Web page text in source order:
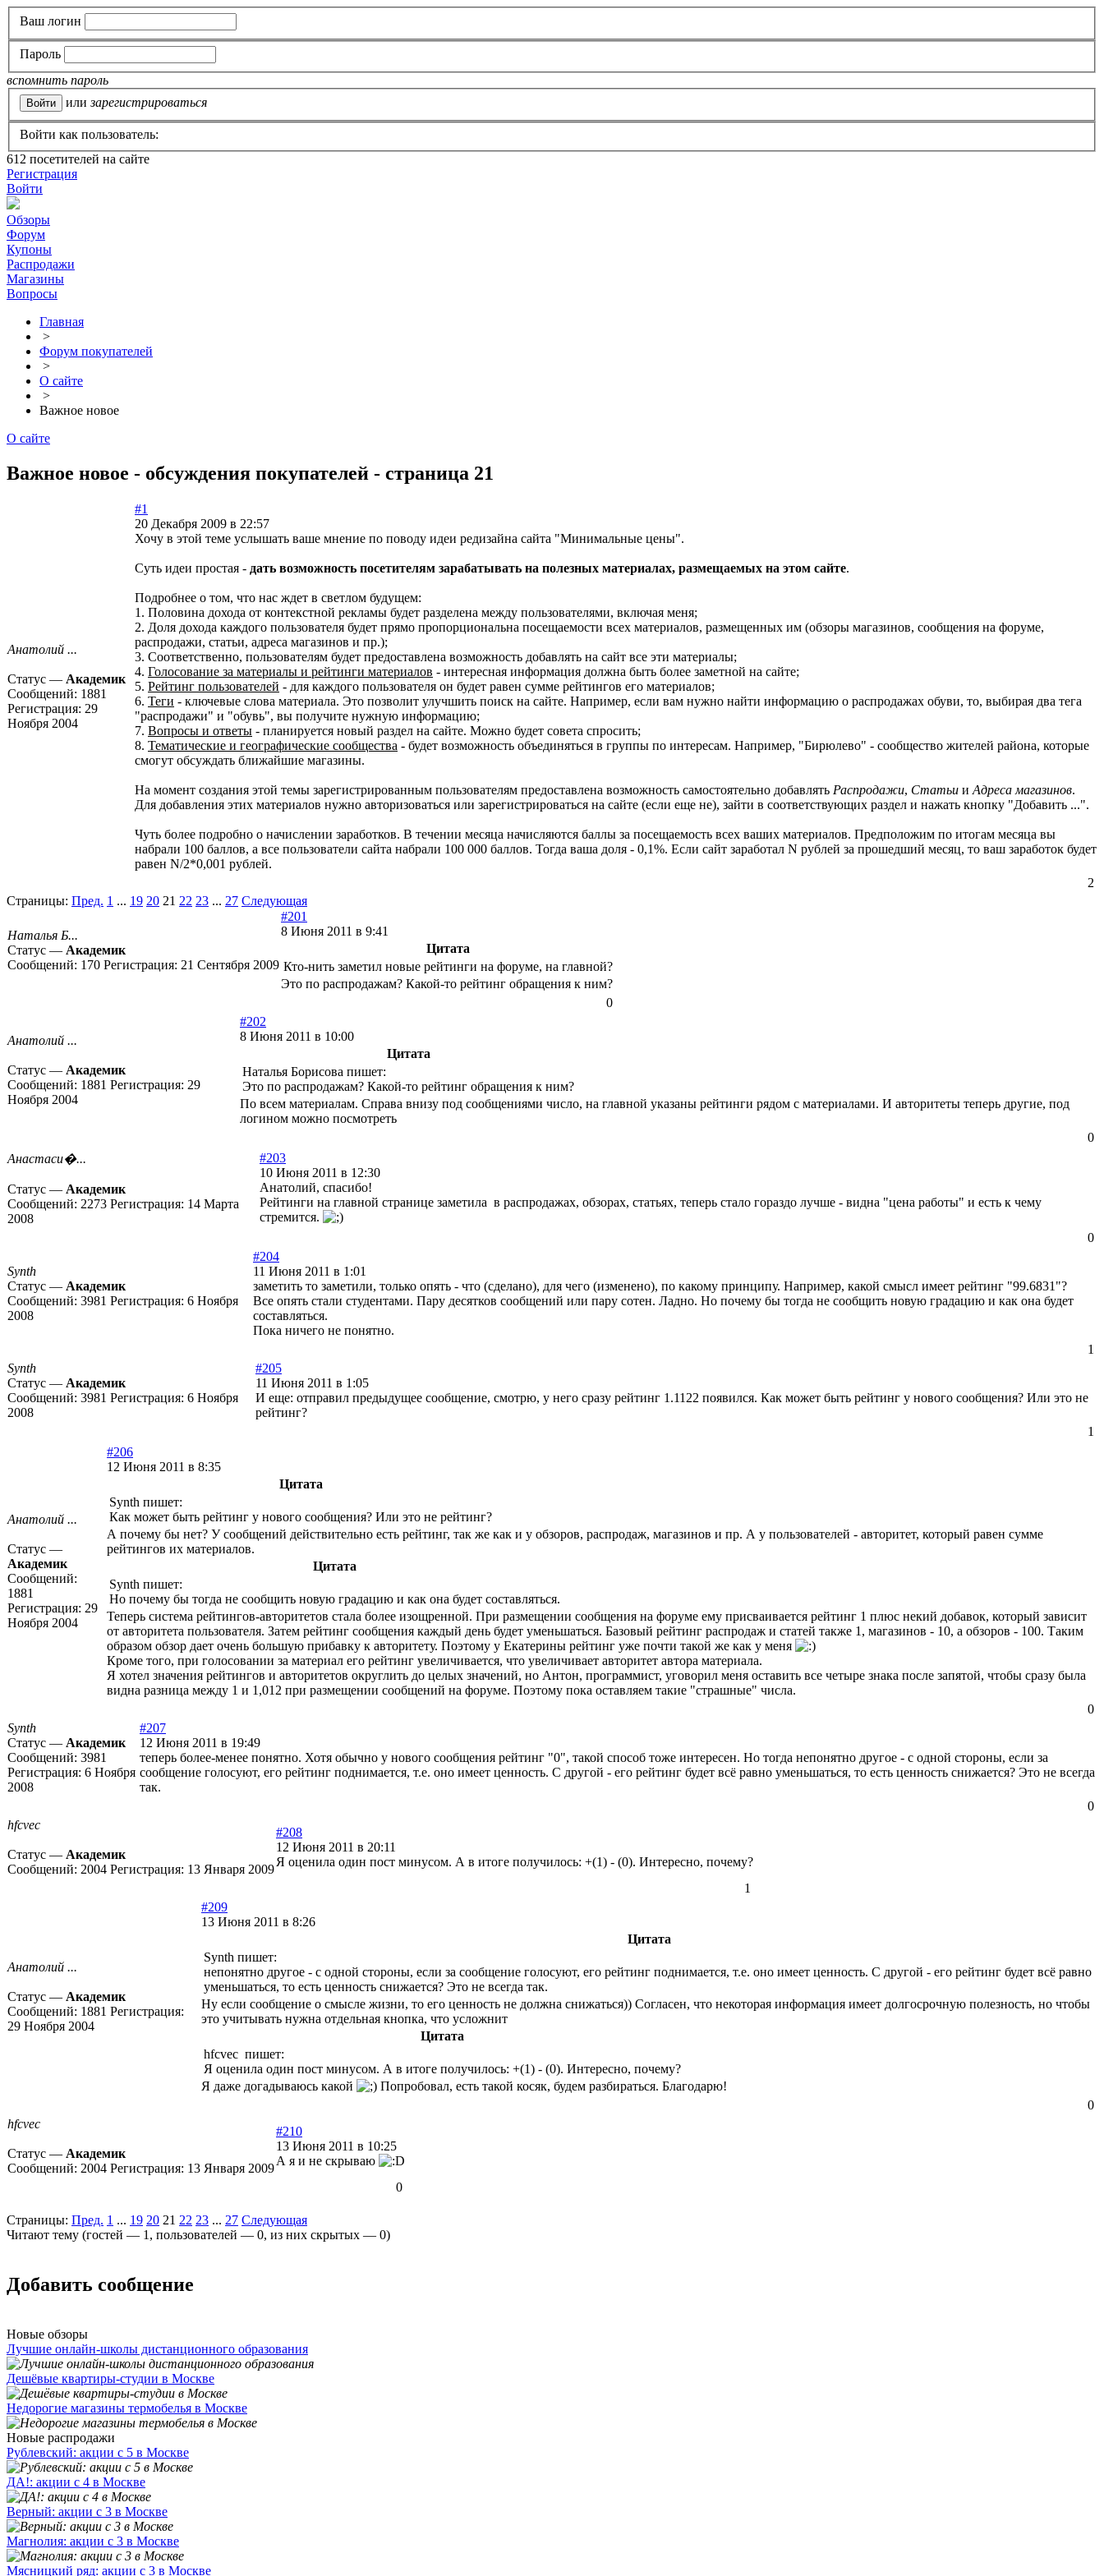
Ваш логин
Пароль
вспомнить пароль
или зарегистрироваться
Войти как пользователь:
612 посетителей на сайте
Регистрация
Войти
Обзоры
Форум
Купоны
Распродажи
Магазины
Вопросы
Главная
>
Форум покупателей
>
О сайте
>
Важное новое
О сайте
Важное новое - обсуждения покупателей - страница 21
Анатолий ...
Статус — Академик
Сообщений: 1881
Регистрация: 29
Ноября 2004
#1
20 Декабря 2009 в 22:57
Хочу в этой теме услышать ваше мнение по поводу идеи редизайна сайта "Минимальные цены".
Суть идеи простая - дать возможность посетителям зарабатывать на полезных материалах, размещаемых на этом сайте.
Подробнее о том, что нас ждет в светлом будущем:
1. Половина дохода от контекстной рекламы будет разделена между пользователями, включая меня;
2. Доля дохода каждого пользователя будет прямо пропорциональна посещаемости всех материалов, размещенных им (обзоры магазинов, сообщения на форуме,
распродажи, статьи, адреса магазинов и пр.);
3. Соответственно, пользователям будет предоставлена возможность добавлять на сайт все эти материалы;
4. Голосование за материалы и рейтинги материалов - интересная информация должна быть более заметной на сайте;
5. Рейтинг пользователей - для каждого пользователя он будет равен сумме рейтингов его материалов;
6. Теги - ключевые слова материала. Это позволит улучшить поиск на сайте. Например, если вам нужно найти информацию о распродажах обуви, то, выбирая два тега
"распродажи" и "обувь", вы получите нужную информацию;
7. Вопросы и ответы - планируется новый раздел на сайте. Можно будет совета спросить;
8. Тематические и географические сообщества - будет возможность объединяться в группы по интересам. Например, "Бирюлево" - сообщество жителей района, которые
смогут обсуждать ближайшие магазины.
На момент создания этой темы зарегистрированным пользователям предоставлена возможность самостоятельно добавлять Распродажи, Статьи и Адреса магазинов.
Для добавления этих материалов нужно авторизоваться или зарегистрироваться на сайте (если еще не), зайти в соответствующих раздел и нажать кнопку "Добавить ...".
Чуть более подробно о начислении заработков. В течении месяца начисляются баллы за посещаемость всех ваших материалов. Предположим по итогам месяца вы
набрали 100 баллов, а все пользователи сайта набрали 100 000 баллов. Тогда ваша доля - 0,1%. Если сайт заработал N рублей за прошедший месяц, то ваш заработок будет
равен N/2*0,001 рублей.
2
Страницы: Пред. 1 ... 19 20 21 22 23 ... 27 Следующая
Наталья Б...
Статус — Академик
Сообщений: 170 Регистрация: 21 Сентября 2009
#201
8 Июня 2011 в 9:41
Цитата
Кто-нить заметил новые рейтинги на форуме, на главной?
Это по распродажам? Какой-то рейтинг обращения к ним?
0
Анатолий ...
Статус — Академик
Сообщений: 1881 Регистрация: 29
Ноября 2004
#202
8 Июня 2011 в 10:00
Цитата
Наталья Борисова пишет:
Это по распродажам? Какой-то рейтинг обращения к ним?
По всем материалам. Справа внизу под сообщениями число, на главной указаны рейтинги рядом с материалами. И авторитеты теперь другие, под
логином можно посмотреть
0
Анастаси�...
Статус — Академик
Сообщений: 2273 Регистрация: 14 Марта
2008
#203
10 Июня 2011 в 12:30
Анатолий, спасибо!
Рейтинги на главной странице заметила в распродажах, обзорах, статьях, теперь стало гораздо лучше - видна "цена работы" и есть к чему
стремится.
0
Synth
Статус — Академик
Сообщений: 3981 Регистрация: 6 Ноября
2008
#204
11 Июня 2011 в 1:01
заметить то заметили, только опять - что (сделано), для чего (изменено), по какому принципу. Например, какой смысл имеет рейтинг "99.6831"?
Все опять стали студентами. Пару десятков сообщений или пару сотен. Ладно. Но почему бы тогда не сообщить новую градацию и как она будет
составляться.
Пока ничего не понятно.
1
Synth
Статус — Академик
Сообщений: 3981 Регистрация: 6 Ноября
2008
#205
11 Июня 2011 в 1:05
И еще: отправил предыдущее сообщение, смотрю, у него сразу рейтинг 1.1122 появился. Как может быть рейтинг у нового сообщения? Или это не
рейтинг?
1
Анатолий ...
Статус —
Академик
Сообщений:
1881
Регистрация: 29
Ноября 2004
#206
12 Июня 2011 в 8:35
Цитата
Synth пишет:
Как может быть рейтинг у нового сообщения? Или это не рейтинг?
А почему бы нет? У сообщений действительно есть рейтинг, так же как и у обзоров, распродаж, магазинов и пр. А у пользователей - авторитет, который равен сумме
рейтингов их материалов.
Цитата
Synth пишет:
Но почему бы тогда не сообщить новую градацию и как она будет составляться.
Теперь система рейтингов-авторитетов стала более изощренной. При размещении сообщения на форуме ему присваивается рейтинг 1 плюс некий добавок, который зависит
от авторитета пользователя. Затем рейтинг сообщения каждый день будет уменьшаться. Базовый рейтинг распродаж и статей также 1, магазинов - 10, а обзоров - 100. Таким
образом обзор дает очень большую прибавку к авторитету. Поэтому у Екатерины рейтинг уже почти такой же как у меня
Кроме того, при голосовании за материал его рейтинг увеличивается, что увеличивает авторитет автора материала.
Я хотел значения рейтингов и авторитетов округлить до целых значений, но Антон, программист, уговорил меня оставить все четыре знака после запятой, чтобы сразу была
видна разница между 1 и 1,012 при размещении сообщений на форуме. Поэтому пока оставляем такие "страшные" числа.
0
Synth
Статус — Академик
Сообщений: 3981
Регистрация: 6 Ноября
2008
#207
12 Июня 2011 в 19:49
теперь более-менее понятно. Хотя обычно у нового сообщения рейтинг "0", такой способ тоже интересен. Но тогда непонятно другое - с одной стороны, если за
сообщение голосуют, его рейтинг поднимается, т.е. оно имеет ценность. С другой - его рейтинг будет всё равно уменьшаться, то есть ценность снижается? Это не всегда
так.
0
hfcvec
Статус — Академик
Сообщений: 2004 Регистрация: 13 Января 2009
#208
12 Июня 2011 в 20:11
Я оценила один пост минусом. А в итоге получилось: +(1) - (0). Интересно, почему?
1
Анатолий ...
Статус — Академик
Сообщений: 1881 Регистрация:
29 Ноября 2004
#209
13 Июня 2011 в 8:26
Цитата
Synth пишет:
непонятно другое - с одной стороны, если за сообщение голосуют, его рейтинг поднимается, т.е. оно имеет ценность. С другой - его рейтинг будет всё равно
уменьшаться, то есть ценность снижается? Это не всегда так.
Ну если сообщение о смысле жизни, то его ценность не должна снижаться)) Согласен, что некоторая информация имеет долгосрочную полезность, но чтобы
это учитывать нужна отдельная кнопка, что усложнит
Цитата
hfcvec пишет:
Я оценила один пост минусом. А в итоге получилось: +(1) - (0). Интересно, почему?
Я даже догадываюсь какой
Попробовал, есть такой косяк, будем разбираться. Благодарю!
0
hfcvec
Статус — Академик
Сообщений: 2004 Регистрация: 13 Января 2009
#210
13 Июня 2011 в 10:25
А я и не скрываю
0
Страницы: Пред. 1 ... 19 20 21 22 23 ... 27 Следующая
Читают тему (гостей — 1 , пользователей — 0, из них скрытых — 0)
Добавить сообщение
Новые обзоры
Лучшие онлайн-школы дистанционного образования
Дешёвые квартиры-студии в Москве
Недорогие магазины термобелья в Москве
Новые распродажи
Рублевский: акции с 5 в Москве
ДА!: акции с 4 в Москве
Верный: акции с 3 в Москве
Магнолия: акции с 3 в Москве
Мясницкий ряд: акции с 3 в Москве